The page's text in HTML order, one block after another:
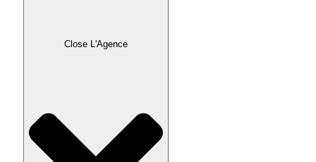
Close L'Agence